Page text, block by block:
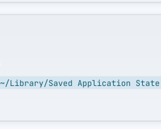
~/Library/Saved Application State